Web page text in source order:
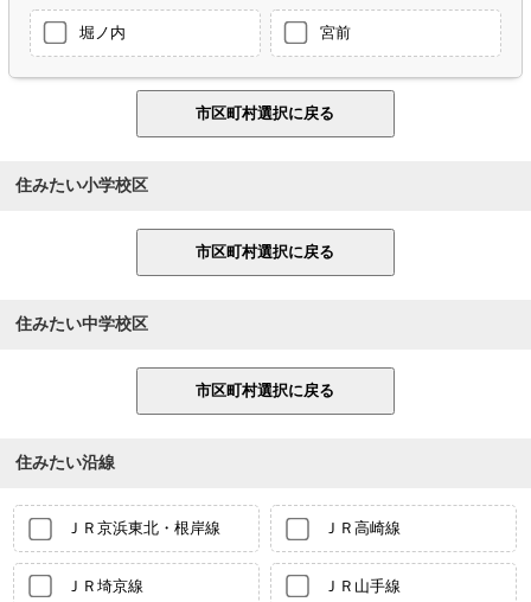
堀ノ内 宮前
住みたい小学校区
住みたい中学校区
住みたい沿線
ＪＲ京浜東北・根岸線 ＪＲ高崎線
ＪＲ埼京線 ＪＲ山手線